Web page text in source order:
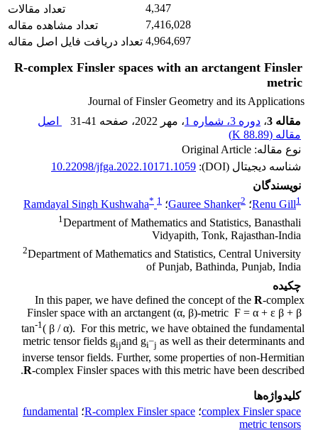
تعداد مقالات
4,347
تعداد مشاهده مقاله
7,416,028
تعداد دریافت فایل اصل مقاله 4,964,697
R-complex Finsler spaces with an arctangent Finsler
metric
Journal of Finsler Geometry and its Applications
مقاله 3
، دوره 3، شماره 1 ، مهر 2022 ، صفحه 31-41
اصل
مقاله (88.89 K
)
نوع مقاله: Original Article
شناسه دیجیتال (DOI):
10.22098/jfga.2022.10171.1059
نویسندگان
Renu Gill1 ؛ Gauree Shanker2 ؛ Ramdayal Singh Kushwaha* 1
1Department of Mathematics and Statistics, Banasthali
Vidyapith, Tonk, Rajasthan-India
2Department of Mathematics and Statistics, Central University
of Punjab, Bathinda, Punjab, India
چکیده
In this paper, we have defined the concept of the R-complex
Finsler space with an arctangent (α, β)-metric F = α + ε β + β
tan-1( β / α). For this metric, we have obtained the fundamental
metric tensor fields gijand gi¯j as well as their determinants and
inverse tensor fields. Further, some properties of non-Hermitian
R-complex Finsler spaces with this metric have been described.
کلیدواژه‌ها
complex Finsler space؛ R-complex Finsler space؛ fundamental
metric tensors